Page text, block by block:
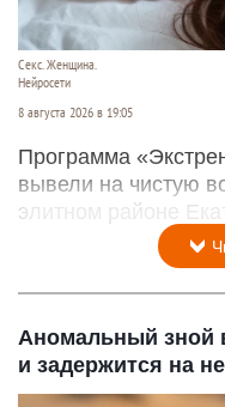
Секс. Женщина.
Нейросети
8 августа 2026 в 19:05
Программа
вывели на чистую
элитном районе
Аномальный зной
и задержится на